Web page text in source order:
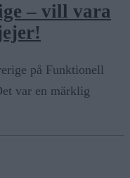
– vill vara
på Funktionell
var en märklig